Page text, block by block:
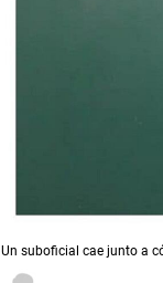
Un suboficial cae junto a